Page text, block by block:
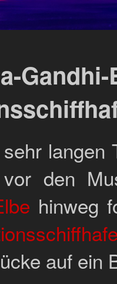
langen
vor den
hinweg
auf ein